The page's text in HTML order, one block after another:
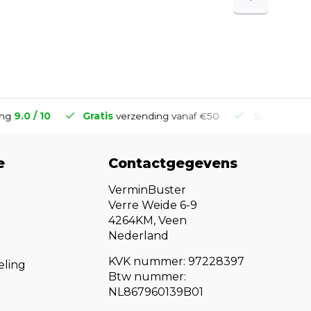
/ 10 Gratisverzending vanaf €50 Super
Contactgegevens
VerminBuster
Verre Weide 6-9
4264KM, Veen
Nederland
KVK nummer: 97228397
Btw nummer:
NL867960139B01